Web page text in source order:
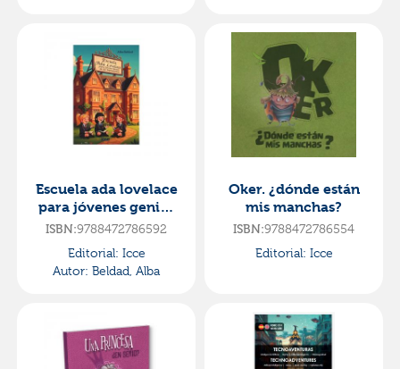
Escuela ada lovelace
para jóvenes genias
de las matemáticas
ISBN:9788472786592
Editorial: Icce
Autor: Beldad, Alba
Oker. ¿dónde están
mis manchas?
ISBN:9788472786554
Editorial: Icce